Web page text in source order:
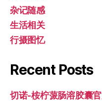
杂记随感
生活相关
行摄图忆
Recent Posts
切诺-桉柠蒎肠溶胶囊